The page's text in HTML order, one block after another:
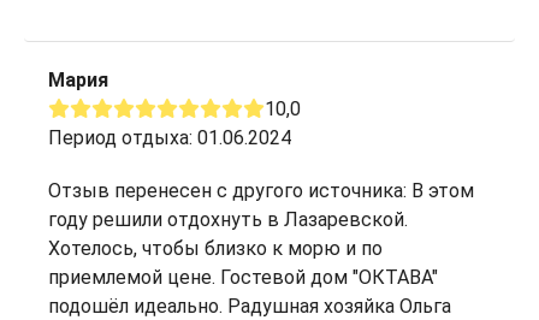
Мария
10,0
Период отдыха: 01.06.2024
Отзыв перенесен с другого источника: В этом
году решили отдохнуть в Лазаревской.
Хотелось, чтобы близко к морю и по
приемлемой цене. Гостевой дом "ОКТАВА"
подошёл идеально. Радушная хозяйка Ольга